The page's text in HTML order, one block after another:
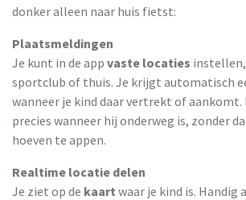
donker alleen naar huis fietst:
Plaatsmeldingen
Je kunt in de app vaste locaties
sportclub of thuis. Je krijgt automatisch
wanneer je kind daar vertrekt of aankomt.
precies wanneer hij onderweg is, zonder
hoeven te appen.
Realtime locatie delen
Je ziet op de kaart waar je kind is. Handig